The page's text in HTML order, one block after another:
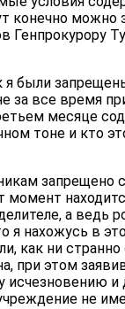
конечно можно
Генпрокурору
я были
за все время
месяце
тоне и кто
запрещено
момент
а ведь
я нахожусь в
как ни странно
при этом
исчезновению и
не